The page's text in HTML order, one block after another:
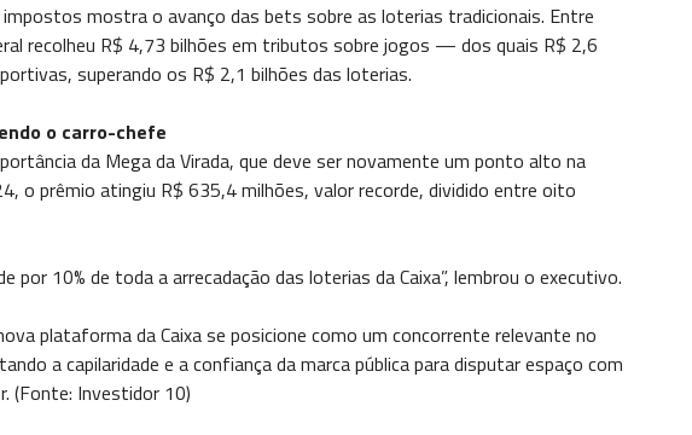
impostos mostra o avanço das bets sobre as loterias tradicionais. Entre
recolheu R$ 4,73 bilhões em tributos sobre jogos — dos quais R$ 2,6
superando os R$ 2,1 bilhões das loterias.
o carro-chefe
da Mega da Virada, que deve ser novamente um ponto alto na
o prêmio atingiu R$ 635,4 milhões, valor recorde, dividido entre oito
por 10% de toda a arrecadação das loterias da Caixa”, lembrou o executivo.
plataforma da Caixa se posicione como um concorrente relevante no
a capilaridade e a confiança da marca pública para disputar espaço com
(Fonte: Investidor 10)